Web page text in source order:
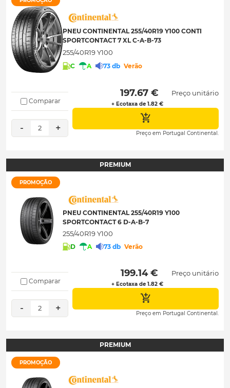
PNEU CONTINENTAL 255/40R19 Y100 CONTI
SPORTCONTACT 7 XL C-A-B-73
255/40R19 Y100
C A 73 db Verão
Comparar
- 2 +
197.67 €
+ Ecotaxa de 1.82 €
Preço unitário
Preço em Portugal Continental.
PREMIUM
PROMOÇÃO
PNEU CONTINENTAL 255/40R19 Y100
SPORTCONTACT 6 D-A-B-7
255/40R19 Y100
D A 73 db Verão
Comparar
- 2 +
199.14 €
+ Ecotaxa de 1.82 €
Preço unitário
Preço em Portugal Continental.
PREMIUM
PROMOÇÃO